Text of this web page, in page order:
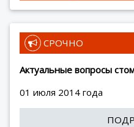
СРОЧНО
Актуальные вопросы
01 июля 2014 года